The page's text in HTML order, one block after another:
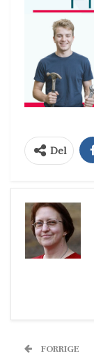
Del
FORRIGE